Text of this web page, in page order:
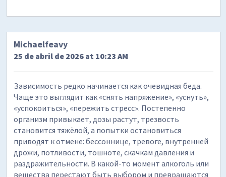
Michaelfeavy
25 de abril de 2026 at 10:23 AM
Зависимость редко начинается как очевидная беда.
Чаще это выглядит как «снять напряжение», «уснуть»,
«успокоиться», «пережить стресс». Постепенно
организм привыкает, дозы растут, трезвость
становится тяжёлой, а попытки остановиться
приводят к отмене: бессоннице, тревоге, внутренней
дрожи, потливости, тошноте, скачкам давления и
раздражительности. В какой-то момент алкоголь или
вещества перестают быть выбором и превращаются